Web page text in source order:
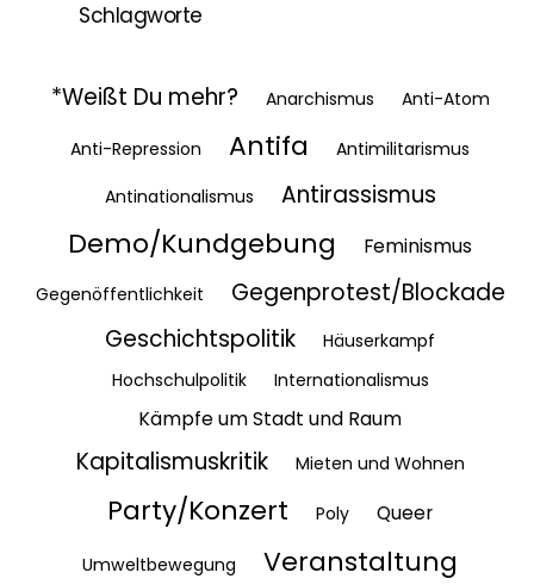
Schlagworte
*Weißt Du mehr? Anarchismus Anti-Atom
Anti-Repression Antifa
Antimilitarismus
Antinationalismus
Antirassismus
Demo/Kundgebung Feminismus
Gegenöffentlichkeit
Gegenprotest/Blockade
Geschichtspolitik
Häuserkampf
Hochschulpolitik
Internationalismus
Kämpfe um Stadt und Raum
Kapitalismuskritik Mieten und Wohnen
Party/Konzert Poly Queer
Umweltbewegung Veranstaltung